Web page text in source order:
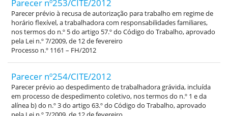
Parecer nº253/CITE/2012
Parecer prévio à recusa de autorização para trabalho em regime de
horário flexível, a trabalhadora com responsabilidades familiares,
nos termos do n.º 5 do artigo 57.º do Código do Trabalho, aprovado
pela Lei n.º 7/2009, de 12 de fevereiro
Processo n.º 1161 – FH/2012
Parecer nº254/CITE/2012
Parecer prévio ao despedimento de trabalhadora grávida, incluída
em processo de despedimento coletivo, nos termos do n.º 1 e da
alínea b) do n.º 3 do artigo 63.º do Código do Trabalho, aprovado